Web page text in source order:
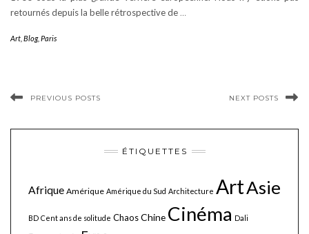
retournés depuis la belle rétrospective de…
Art Blog, Paris
PREVIOUS POSTS NEXT POSTS
ÉTIQUETTES
Afrique Amérique Amérique du Sud Architecture ArtAsie
BD Cent ans de solitude ChaosChine Cinéma Dali